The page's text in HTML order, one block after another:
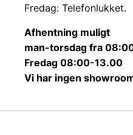
Fredag: Telefonlukket.
Afhentning muligt
man-torsdag fra
Fredag 08:00-13.00
Vi har ingen